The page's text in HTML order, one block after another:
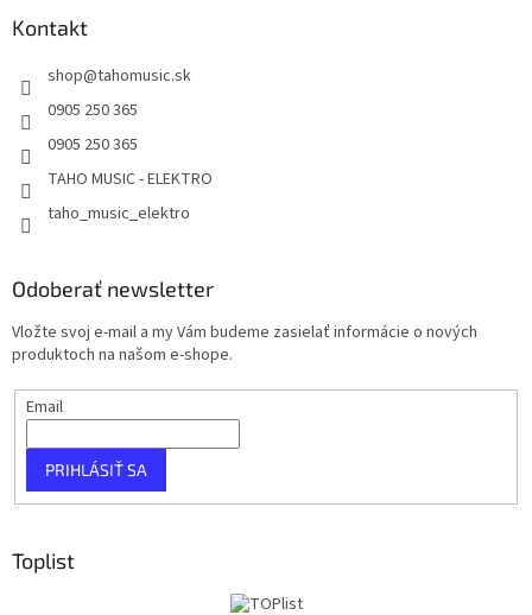
Kontakt
shop@tahomusic.sk
0905 250 365
0905 250 365
TAHO MUSIC - ELEKTRO
taho_music_elektro
Odoberať newsletter
Vložte svoj e-mail a my Vám budeme zasielať informácie o nových
produktoch na našom e-shope.
Email
PRIHLÁSIŤ SA
Toplist